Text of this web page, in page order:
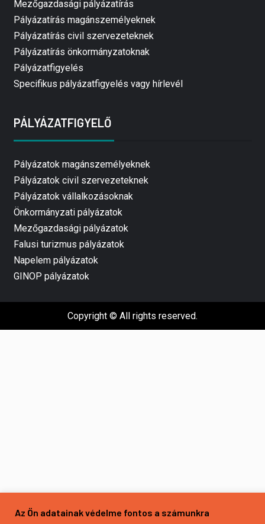
Mezőgazdasági pályázatírás
Pályázatírás magánszemélyeknek
Pályázatírás civil szervezeteknek
Pályázatírás önkormányzatoknak
Pályázatfigyelés
Specifikus pályázatfigyelés vagy hírlevél
PÁLYÁZATFIGYELŐ
Pályázatok magánszemélyeknek
Pályázatok civil szervezeteknek
Pályázatok vállalkozásoknak
Önkormányzati pályázatok
Mezőgazdasági pályázatok
Falusi turizmus pályázatok
Napelem pályázatok
GINOP pályázatok
Copyright © All rights reserved.
Az Ön adatainak védelme fontos a számunkra